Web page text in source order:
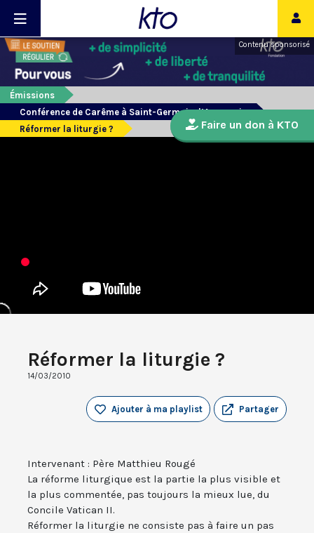
Contenu sponsorisé
Émissions
Conférence de Carême à Saint-Germain-l’Auxerrois
Réformer la liturgie ?
Réformer la liturgie ?
14/03/2010
Partager
Ajouter à ma playlist
Intervenant : Père Matthieu Rougé
La réforme liturgique est la partie la plus visible et
la plus commentée, pas toujours la mieux lue, du
Concile Vatican II.
Réformer la liturgie ne consiste pas à faire un pas
Faire un don à KTO